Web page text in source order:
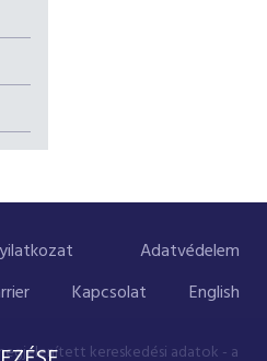
Adatvédelem
Kapcsolat English
kereskedési adatok - a